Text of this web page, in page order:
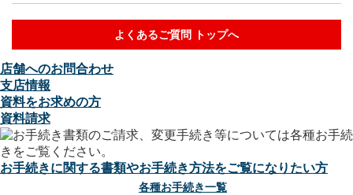
よくあるご質問 トップへ
店舗へのお問合わせ
支店情報
資料をお求めの方
資料請求
お手続きに関する書類やお手続き方法をご覧になりたい方
各種お手続き一覧